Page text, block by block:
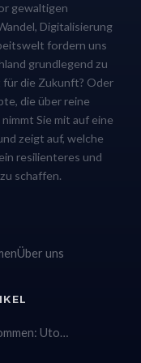
gewaltigen
Digitalisierung
fordern uns
grundlegend zu
die Zukunft? Oder
die über reine
Sie mit auf eine
zeigt auf, welche
resilienteres und
schaffen.
Über uns
Uto…